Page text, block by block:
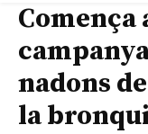
Comença
nadons
la